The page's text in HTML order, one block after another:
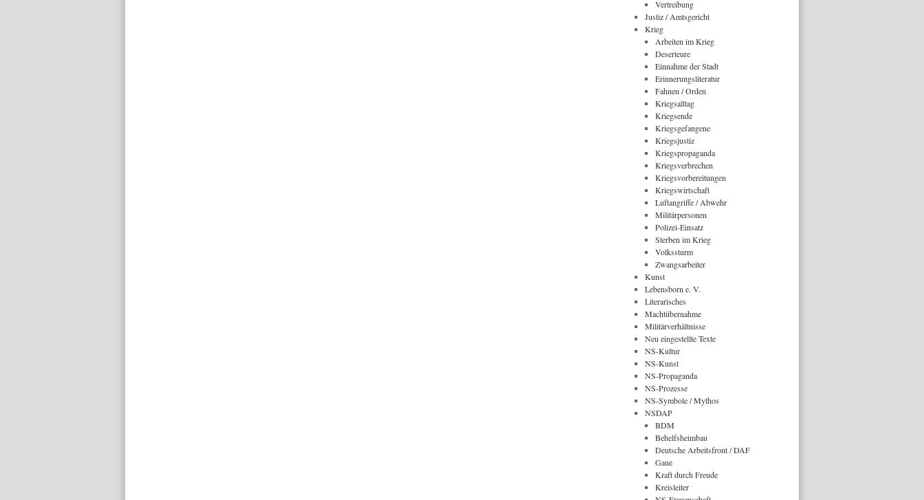
Vertreibung
Justiz / Amtsgericht
Krieg
Arbeiten im Krieg
Deserteure
Einnahme der Stadt
Erinnerungsliteratur
Fahnen / Orden
Kriegsalltag
Kriegsende
Kriegsgefangene
Kriegsjustiz
Kriegspropaganda
Kriegsverbrechen
Kriegsvorbereitungen
Kriegswirtschaft
Luftangriffe / Abwehr
Militärpersonen
Polizei-Einsatz
Sterben im Krieg
Volkssturm
Zwangsarbeiter
Kunst
Lebensborn e. V.
Literarisches
Machtübernahme
Militärverhältnisse
Neu eingestellte Texte
NS-Kultur
NS-Kunst
NS-Propaganda
NS-Prozesse
NS-Symbole / Mythos
NSDAP
BDM
Behelfsheimbau
Deutsche Arbeitsfront / DAF
Gaue
Kraft durch Freude
Kreisleiter